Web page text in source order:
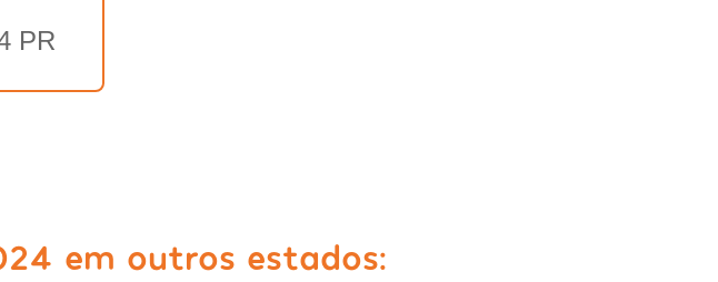
PR
em outros estados: